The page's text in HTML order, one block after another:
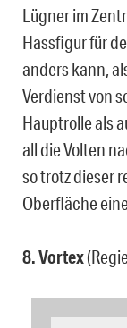
Lügner im
Hassfigur für
anders kann,
Verdienst von
Hauptrolle als
all die Volten
so trotz dieser
Oberfläche
8. Vortex